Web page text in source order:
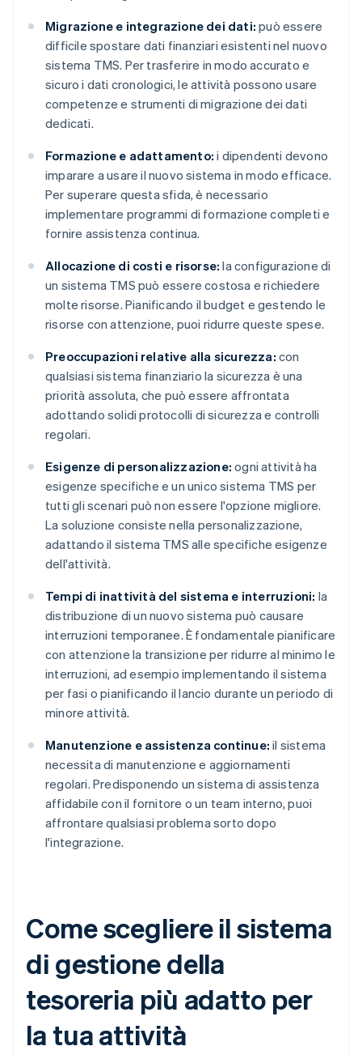
Migrazione e integrazione dei dati: può essere
difficile spostare dati finanziari esistenti nel nuovo
sistema TMS. Per trasferire in modo accurato e
sicuro i dati cronologici, le attività possono usare
competenze e strumenti di migrazione dei dati
dedicati.
Formazione e adattamento: i dipendenti devono
imparare a usare il nuovo sistema in modo efficace.
Per superare questa sfida, è necessario
implementare programmi di formazione completi e
fornire assistenza continua.
Allocazione di costi e risorse: la configurazione di
un sistema TMS può essere costosa e richiedere
molte risorse. Pianificando il budget e gestendo le
risorse con attenzione, puoi ridurre queste spese.
Preoccupazioni relative alla sicurezza: con
qualsiasi sistema finanziario la sicurezza è una
priorità assoluta, che può essere affrontata
adottando solidi protocolli di sicurezza e controlli
regolari.
Esigenze di personalizzazione: ogni attività ha
esigenze specifiche e un unico sistema TMS per
tutti gli scenari può non essere l'opzione migliore.
La soluzione consiste nella personalizzazione,
adattando il sistema TMS alle specifiche esigenze
dell'attività.
Tempi di inattività del sistema e interruzioni: la
distribuzione di un nuovo sistema può causare
interruzioni temporanee. È fondamentale pianificare
con attenzione la transizione per ridurre al minimo le
interruzioni, ad esempio implementando il sistema
per fasi o pianificando il lancio durante un periodo di
minore attività.
Manutenzione e assistenza continue: il sistema
necessita di manutenzione e aggiornamenti
regolari. Predisponendo un sistema di assistenza
affidabile con il fornitore o un team interno, puoi
affrontare qualsiasi problema sorto dopo
l'integrazione.
Come scegliere il sistema
di gestione della
tesoreria più adatto per
la tua attività